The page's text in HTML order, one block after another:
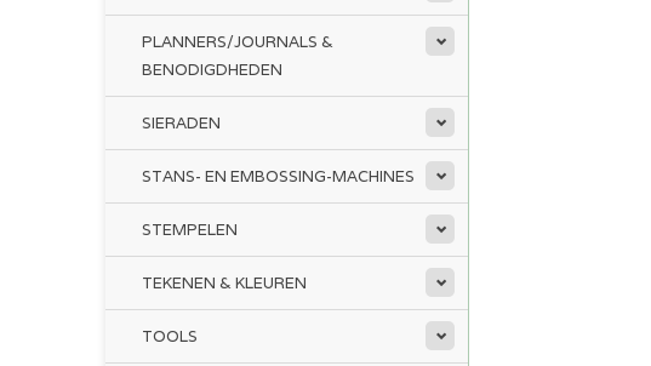
PLANNERS/JOURNALS &
BENODIGDHEDEN
SIERADEN
STANS- EN EMBOSSING-MACHINES
STEMPELEN
TEKENEN & KLEUREN
TOOLS